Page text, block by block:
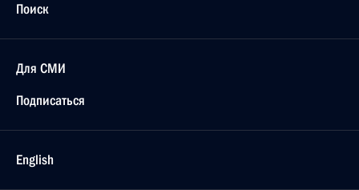
Поиск
Для СМИ
Подписаться
English